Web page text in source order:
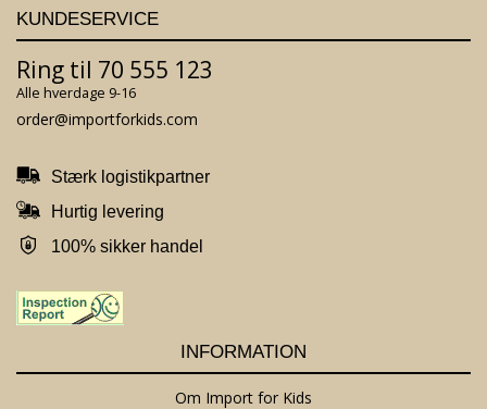
KUNDESERVICE
Ring til 70 555 123
Alle hverdage 9-16
order@importforkids.com
Stærk logistikpartner
Hurtig levering
100% sikker handel
INFORMATION
Om Import for Kids